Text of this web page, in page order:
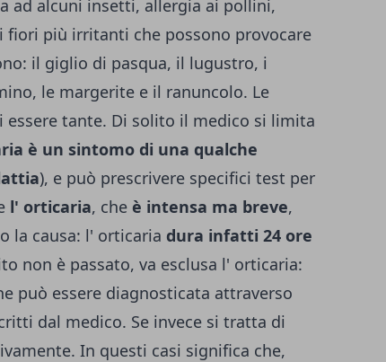
ad alcuni insetti, allergia ai pollini,
fiori più irritanti che possono provocare
il giglio di pasqua, il lugustro, i
le margerite e il ranuncolo. Le
tante. Di solito il medico si limita
è un sintomo di una qualche
), e può prescrivere specifici test per
l' orticaria, che è intensa ma breve,
la causa: l' orticaria dura infatti 24 ore
non è passato, va esclusa l' orticaria:
può essere diagnosticata attraverso
dal medico. Se invece si tratta di
In questi casi significa che,